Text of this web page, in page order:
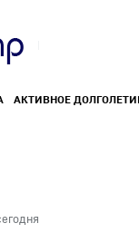
АКТИВНОЕ